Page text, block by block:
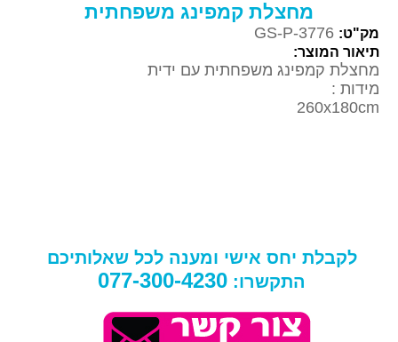
מחצלת קמפינג משפחתית
מק"ט: GS-P-3776
תיאור המוצר:
מחצלת קמפינג משפחתית עם ידית
מידות :
260x180cm
לקבלת יחס אישי ומענה לכל שאלותיכם
התקשרו: 077-300-4230